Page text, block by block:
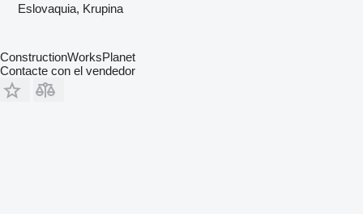
Eslovaquia, Krupina
ConstructionWorksPlanet
Contacte con el vendedor